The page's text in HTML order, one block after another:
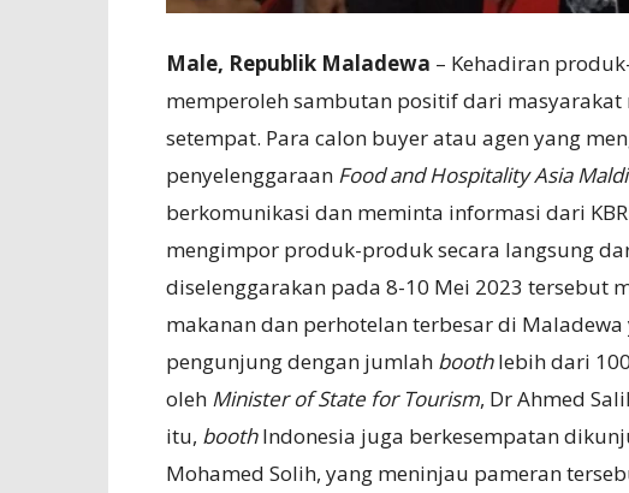
Male, Republik Maladewa – Kehadiran
memperoleh sambutan positif dari
setempat. Para calon buyer atau agen yang
penyelenggaraan Food and Hospitality Asia
berkomunikasi dan meminta informasi dari
mengimpor produk-produk secara langsung
diselenggarakan pada 8-10 Mei 2023 tersebut
makanan dan perhotelan terbesar di
pengunjung dengan jumlah boothlebih dari
oleh Minister of State for Tourism, Dr Ahmed
itu, boothIndonesia juga berkesempatan
Mohamed Solih, yang meninjau pameran